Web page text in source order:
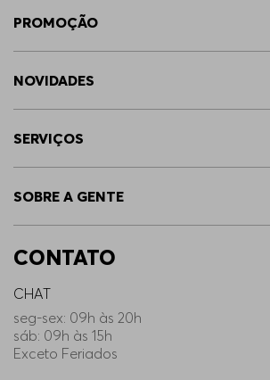
PROMOÇÃO
NOVIDADES
SERVIÇOS
SOBRE A GENTE
CONTATO
CHAT
seg-sex: 09h às 20h
sáb: 09h às 15h
Exceto Feriados